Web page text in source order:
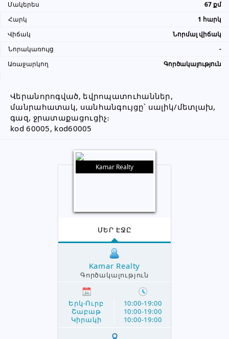
Մակերես
67 քմ
Հարկ
1 հարկ
Վիճակ
Նորմալ վիճակ
Նորակառույց
-
Առաջարկող
Գործակալություն
Վերանորոգված, եվրոպատուհաններ,
մանրահատակ, սանհանգույցը՝ սալիկ/մետլախ,
գազ, ջրատաքացուցիչ։
kod 60005, kod60005
Kamar Realty
ՄԵՐ ԷՋԸ
Kamar Realty
Գործակալություն
Երկ-Ուրբ
Շաբաթ
Կիրակի
10:00-19:00
10:00-19:00
10:00-19:00